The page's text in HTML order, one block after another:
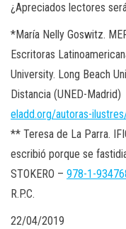
¿Apreciados lectores
*María Nelly Goswitz.
Escritoras
University. Long Beach
Distancia (UNED-Madrid)
eladd.org/autoras-
** Teresa de La Parra.
escribió porque se
STOKERO – 978-1-
R.P.C.
22/04/2019